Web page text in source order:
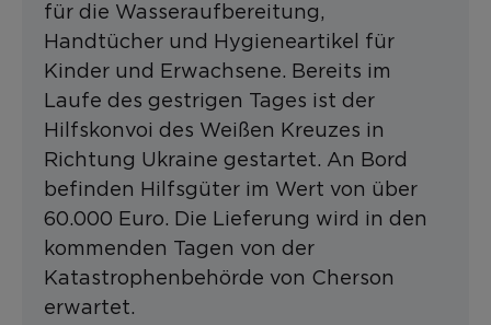
für die Wasseraufbereitung,
Handtücher und Hygieneartikel für
Kinder und Erwachsene. Bereits im
Laufe des gestrigen Tages ist der
Hilfskonvoi des Weißen Kreuzes in
Richtung Ukraine gestartet. An Bord
befinden Hilfsgüter im Wert von über
60.000 Euro. Die Lieferung wird in den
kommenden Tagen von der
Katastrophenbehörde von Cherson
erwartet.